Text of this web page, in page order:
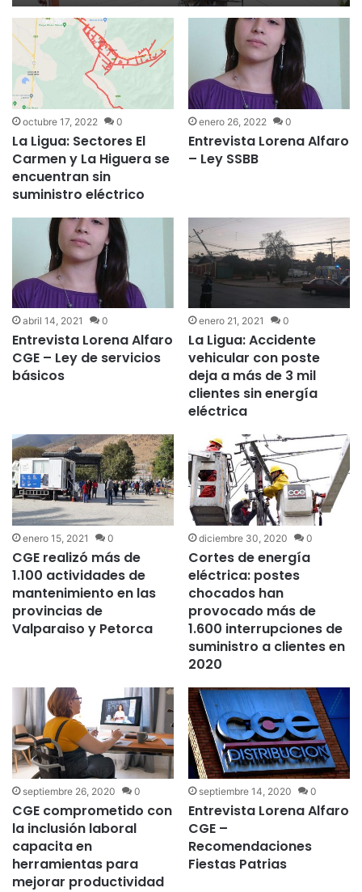
octubre 17, 2022 0
La Ligua: Sectores El
Carmen y La Higuera se
encuentran sin
suministro eléctrico
enero 26, 2022 0
Entrevista Lorena Alfaro
– Ley SSBB
abril 14, 2021 0
Entrevista Lorena Alfaro
CGE – Ley de servicios
básicos
enero 21, 2021 0
La Ligua: Accidente
vehicular con poste
deja a más de 3 mil
clientes sin energía
eléctrica
enero 15, 2021 0
CGE realizó más de
1.100 actividades de
mantenimiento en las
provincias de
Valparaiso y Petorca
diciembre 30, 2020 0
Cortes de energía
eléctrica: postes
chocados han
provocado más de
1.600 interrupciones de
suministro a clientes en
2020
septiembre 26, 2020 0
CGE comprometido con
la inclusión laboral
capacita en
herramientas para
mejorar productividad
septiembre 14, 2020 0
Entrevista Lorena Alfaro
CGE –
Recomendaciones
Fiestas Patrias